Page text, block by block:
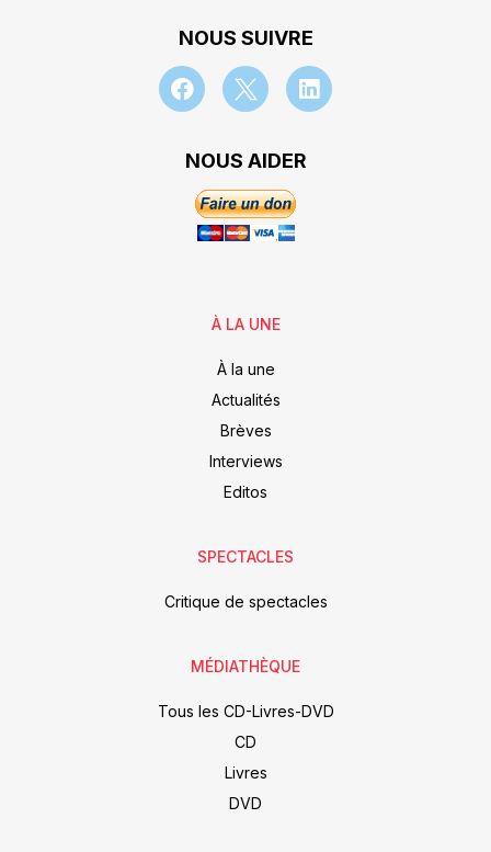
NOUS SUIVRE
NOUS AIDER
À LA UNE
À la une
Actualités
Brèves
Interviews
Editos
SPECTACLES
Critique de spectacles
MÉDIATHÈQUE
Tous les CD-Livres-DVD
CD
Livres
DVD